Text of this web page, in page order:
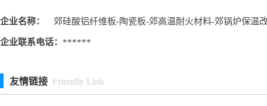
企业名称： 郊硅酸铝纤维板-陶瓷板-郊高温耐火材料-郊锅炉保温
企业联系电话： ******
友情链接 Friendly Link